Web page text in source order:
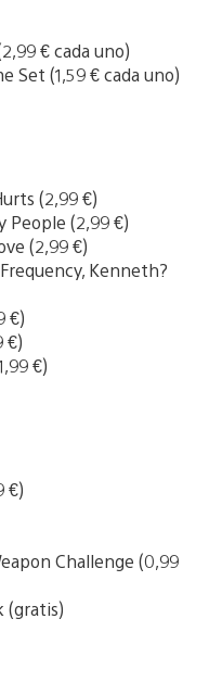
€ cada uno)
Set (1,59 € cada uno)
(2,99 €)
People (2,99 €)
(2,99 €)
Kenneth?
€)
€)
€)
€)
Challenge (0,99
(gratis)